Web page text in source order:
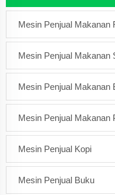
Mesin Penjual Makanan
Mesin Penjual Makanan
Mesin Penjual Makanan
Mesin Penjual Makanan
Mesin Penjual Kopi
Mesin Penjual Buku